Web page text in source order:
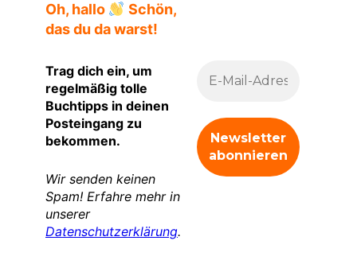
Oh, hallo
Schön,
das du da warst!
Trag dich ein, um
regelmäßig tolle
Buchtipps in deinen
Posteingang zu
bekommen.
Wir senden keinen
Spam! Erfahre mehr in
unserer
Datenschutzerklärung.